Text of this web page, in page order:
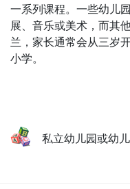
一系列课程。一些幼儿
展、音乐或美术，而其
兰，家长通常会从三岁
小学。
私立幼儿园或幼